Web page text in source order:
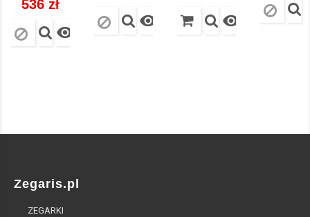
regularna
536 zł

 
Zegaris.pl
ZEGARKI